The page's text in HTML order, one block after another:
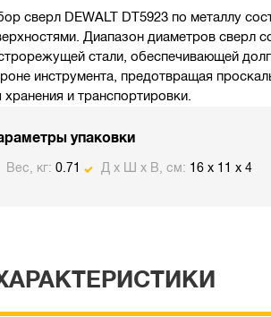
сверл DEWALT DT5923 по металлу
Диапазон диаметров сверл
стали, обеспечивающей
инструмента, предотвращая
хранения и транспортировки.
упаковки
Вес, кг: 0.71 Д х Ш х В, см: 16 x 11 x 4